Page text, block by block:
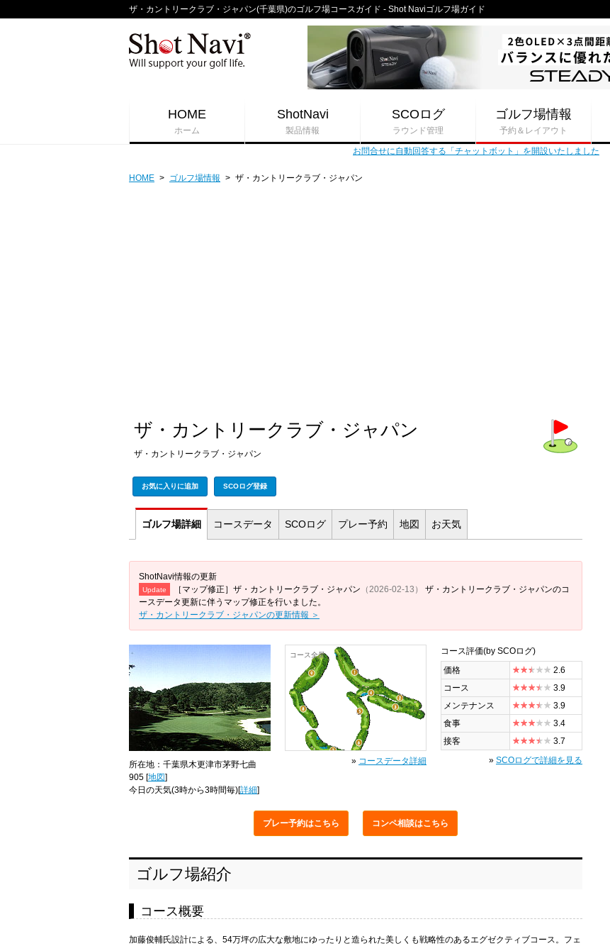
ザ・カントリークラブ・ジャパン(千葉県)のゴルフ場コースガイド - Shot Naviゴルフ場ガイド
HOME
ホーム
ShotNavi
製品情報
SCOログ
ラウンド管理
ゴルフ場情報
予約＆レイアウト
お問合せに自動回答する「チャットボット」を開設いたしました
HOME > ゴルフ場情報 > ザ・カントリークラブ・ジャパン
ザ・カントリークラブ・ジャパン
ザ・カントリークラブ・ジャパン
お気に入りに追加 SCOログ登録
ゴルフ場詳細 コースデータ SCOログ プレー予約 地図 お天気
ShotNavi情報の更新
Update ［マップ修正］ザ・カントリークラブ・ジャパン （2026-02-13）
ザ・カントリークラブ・ジャパンのコ
ースデータ更新に伴うマップ修正を行いました。
ザ・カントリークラブ・ジャパンの更新情報 ＞
所在地：千葉県木更津市茅野七曲
905 [地図]
今日の天気(3時から3時間毎)[詳細]
コース全景
» コースデータ詳細
コース評価(by SCOログ)
価格
2.6
コース
3.9
メンテナンス
3.9
食事
3.4
接客
3.7
» SCOログで詳細を見る
プレー予約はこちら コンペ相談はこちら
ゴルフ場紹介
コース概要
加藤俊輔氏設計による、54万坪の広大な敷地にゆったりと造られた美しくも戦略性のあるエグゼクティブコース。フェ